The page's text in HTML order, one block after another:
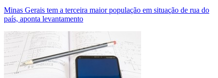
Minas Gerais tem a terceira maior população em situação de rua do
país, aponta levantamento